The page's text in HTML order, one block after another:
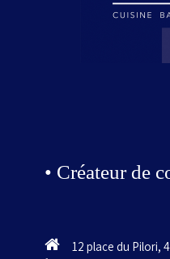
• Créateur de
12 place du Pilori,